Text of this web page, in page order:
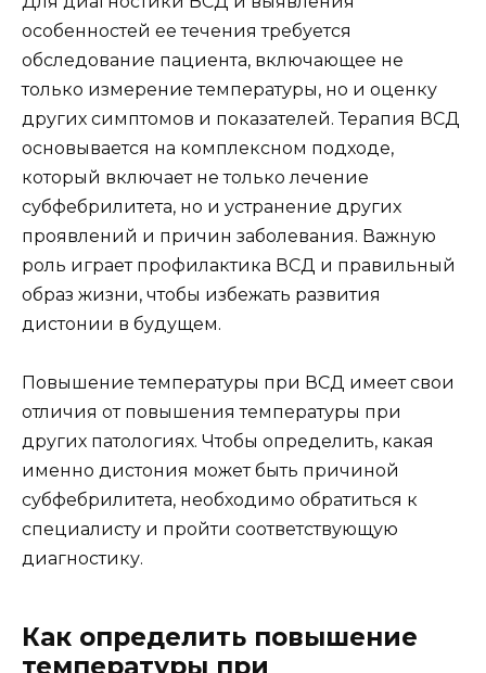
особенностей ее течения требуется
обследование пациента, включающее не
только измерение температуры, но и оценку
других симптомов и показателей. Терапия ВСД
основывается на комплексном подходе,
который включает не только лечение
субфебрилитета, но и устранение других
проявлений и причин заболевания. Важную
роль играет профилактика ВСД и правильный
образ жизни, чтобы избежать развития
дистонии в будущем.
Повышение температуры при ВСД имеет свои
отличия от повышения температуры при
других патологиях. Чтобы определить, какая
именно дистония может быть причиной
субфебрилитета, необходимо обратиться к
специалисту и пройти соответствующую
диагностику.
Как определить повышение
температуры при